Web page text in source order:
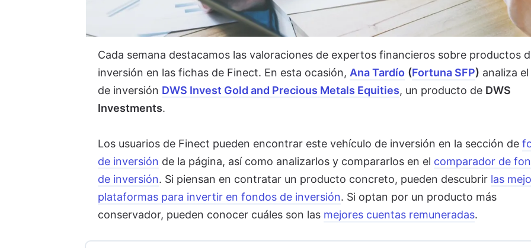
Cada semana destacamos las valoraciones de expertos financieros sobre productos
inversión en las fichas de Finect. En esta ocasión, Ana Tardío (Fortuna SFP) analiza
de inversión DWS Invest Gold and Precious Metals Equities, un producto de DWS
Investments.
Los usuarios de Finect pueden encontrar este vehículo de inversión en la sección de
de inversión de la página, así como analizarlos y compararlos en el comparador de
de inversión. Si piensan en contratar un producto concreto, pueden descubrir las
plataformas para invertir en fondos de inversión. Si optan por un producto más
conservador, pueden conocer cuáles son las mejores cuentas remuneradas.